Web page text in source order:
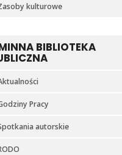
kulturowe
BIBLIOTEKA
Pracy
autorskie